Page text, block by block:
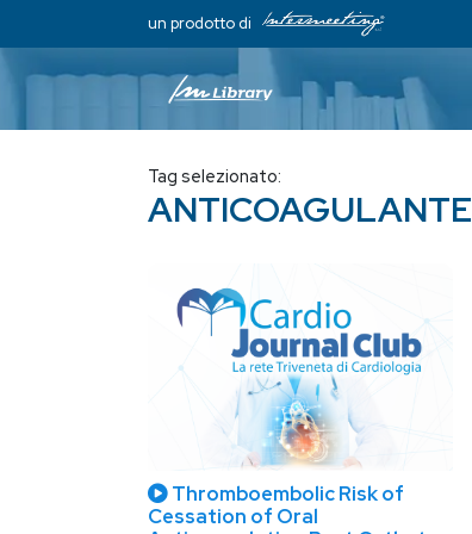
un prodotto di
Tag selezionato:
ANTICOAGULANTE
Thromboembolic Risk of
Cessation of Oral